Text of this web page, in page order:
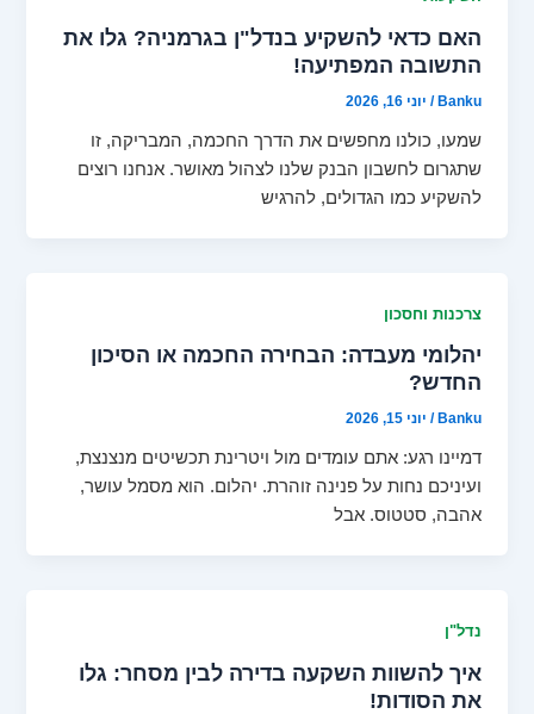
האם כדאי להשקיע בנדל"ן בגרמניה? גלו את
התשובה המפתיעה!
Banku
/ יוני 16, 2026
שמעו, כולנו מחפשים את הדרך החכמה, המבריקה, זו
שתגרום לחשבון הבנק שלנו לצהול מאושר. אנחנו רוצים
להשקיע כמו הגדולים, להרגיש
צרכנות וחסכון
יהלומי מעבדה: הבחירה החכמה או הסיכון
החדש?
Banku
/ יוני 15, 2026
דמיינו רגע: אתם עומדים מול ויטרינת תכשיטים מנצנצת,
ועיניכם נחות על פנינה זוהרת. יהלום. הוא מסמל עושר,
אהבה, סטטוס. אבל
נדל"ן
איך להשוות השקעה בדירה לבין מסחר: גלו
את הסודות!